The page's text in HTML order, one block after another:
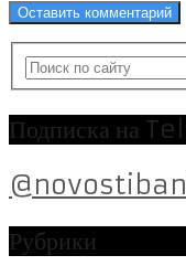
Подписка на
Рубрики